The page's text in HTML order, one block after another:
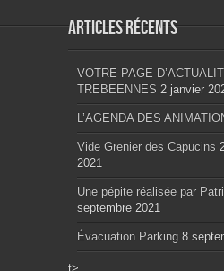
Articles récents
VOTRE PAGE
TREBEENNES 2 janvier
L’AGENDA DES
Vide Grenier des Capucins
2021
Une pépite réalisée par
septembre 2021
Évacuation Parking 8
t>